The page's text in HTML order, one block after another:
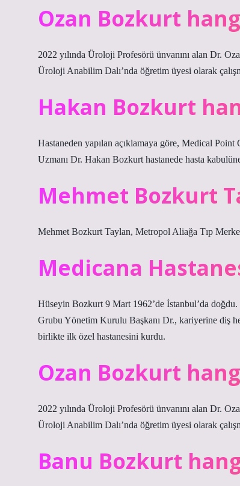
Ozan Bozkurt
2022 yılında Üroloji Profesörü ünvanını alan Dr.
Üroloji Anabilim Dalı’nda öğretim üyesi olarak
Hakan Bozkurt
Hastaneden yapılan açıklamaya göre, Medical
Uzmanı Dr. Hakan Bozkurt hastanede hasta
Mehmet Bozkurt
Mehmet Bozkurt Taylan, Metropol Aliağa Tıp
Medicana
Hüseyin Bozkurt 9 Mart 1962’de İstanbul’da
Grubu Yönetim Kurulu Başkanı Dr., kariyerine diş
birlikte ilk özel hastanesini kurdu.
Ozan Bozkurt
2022 yılında Üroloji Profesörü ünvanını alan Dr.
Üroloji Anabilim Dalı’nda öğretim üyesi olarak
Banu Bozkurt